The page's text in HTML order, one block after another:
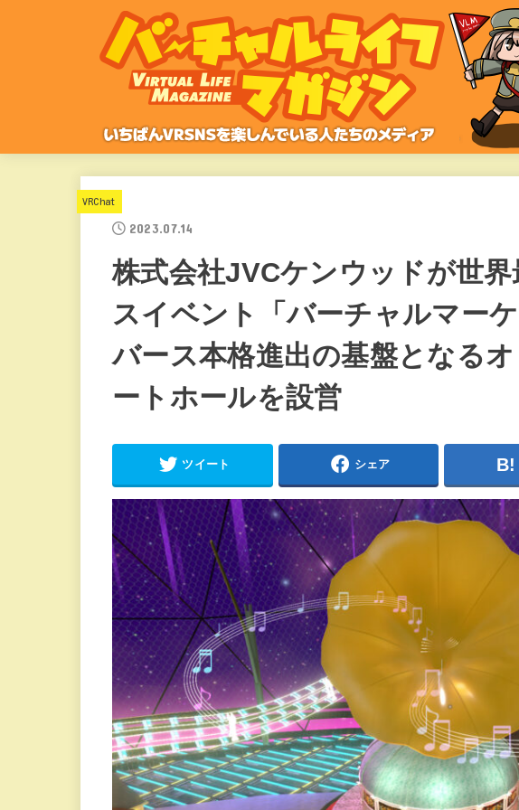
VRChat
2023.07.14
株式会社JVCケンウッドが世
スイベント「バーチャルマー
バース本格進出の基盤となる
ートホールを設営
ツイート シェア